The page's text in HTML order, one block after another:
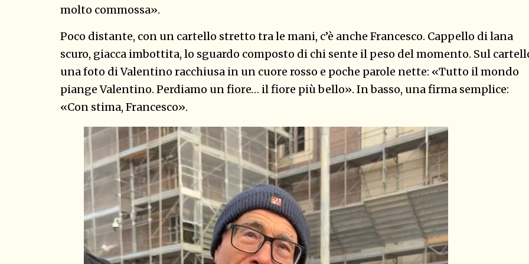
molto commossa».
Poco distante, con un cartello stretto tra le mani, c’è anche Francesco. Cappello di lana
scuro, giacca imbottita, lo sguardo composto di chi sente il peso del momento. Sul
una foto di Valentino racchiusa in un cuore rosso e poche parole nette: «Tutto il mondo
piange Valentino. Perdiamo un fiore… il fiore più bello». In basso, una firma semplice:
«Con stima, Francesco».